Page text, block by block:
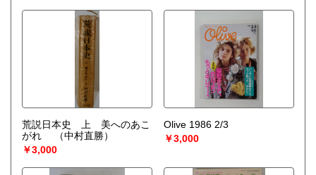
荒説日本史 上 美へのあこ
がれ
（中村直勝）
￥3,000
Olive 1986 2/3
￥3,000